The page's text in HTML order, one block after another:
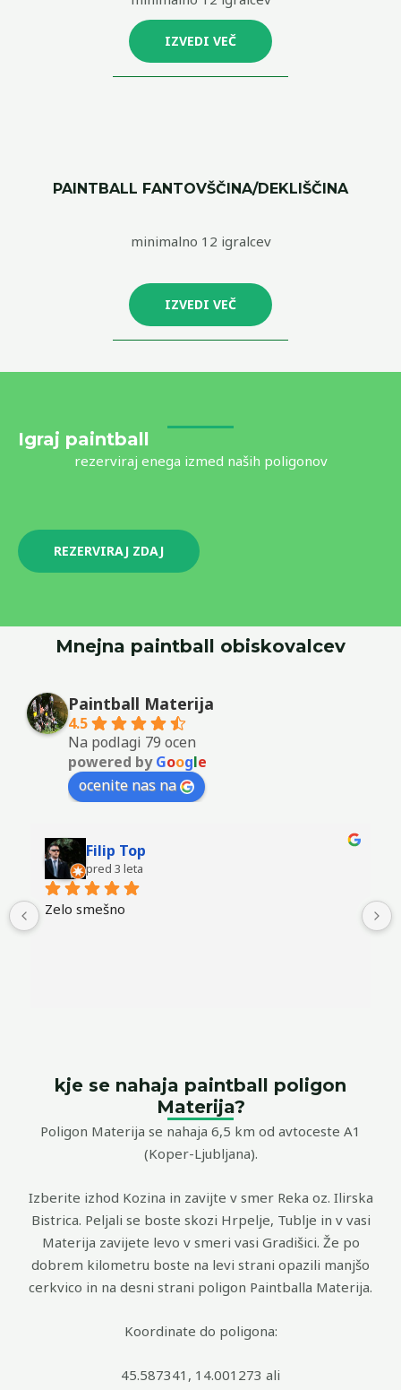
IZVEDI VEČ
PAINTBALL FANTOVŠČINA/DEKLIŠČINA
minimalno 12 igralcev
IZVEDI VEČ
Igraj paintball
rezerviraj enega izmed naših poligonov
REZERVIRAJ ZDAJ
Mnejna paintball obiskovalcev
Paintball Materija
4.5
Na podlagi 79 ocen
powered byGoogle
ocenite nas na
Filip Top
pred 3 leta
Zelo smešno
kje se nahaja paintball poligon
Materija?
Poligon Materija se nahaja 6,5 km od avtoceste A1
(Koper-Ljubljana).
Izberite izhod Kozina in zavijte v smer Reka oz. Ilirska
Bistrica. Peljali se boste skozi Hrpelje, Tublje in v vasi
Materija zavijete levo v smeri vasi Gradišici. Že po
dobrem kilometru boste na levi strani opazili manjšo
cerkvico in na desni strani poligon Paintballa Materija.
Koordinate do poligona:
45.587341, 14.001273 ali